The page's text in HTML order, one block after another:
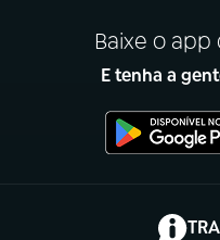
Baixe o
E tenha a